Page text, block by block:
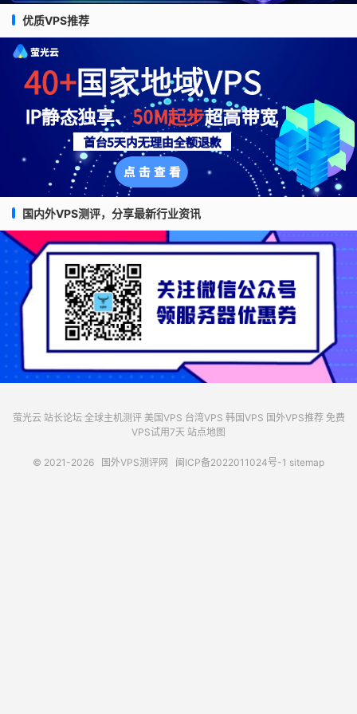
优质VPS推荐
国内外VPS测评，分享最新行业资讯
萤光云 站长论坛 全球主机测评 美国VPS 台湾VPS 韩国VPS 国外VPS推荐 免费
VPS试用7天 站点地图
© 2021-2026 国外VPS测评网 闽ICP备2022011024号-1 sitemap